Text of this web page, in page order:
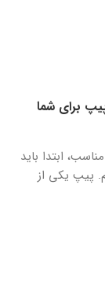
برای شما
ابتدا باید
پیپ یکی از